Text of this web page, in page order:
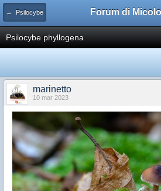
← Psilocybe
Psilocybe phyllogena
marinetto
10 mar 2023